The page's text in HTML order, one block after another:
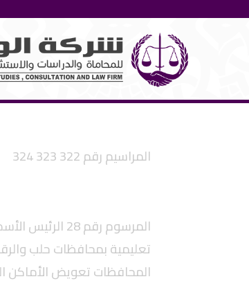
المراسيم رقم 322 323 324
المرسوم رقم 28
تعليمية بمحافظات حلب
المحافظات تعويض الأماكن النائية